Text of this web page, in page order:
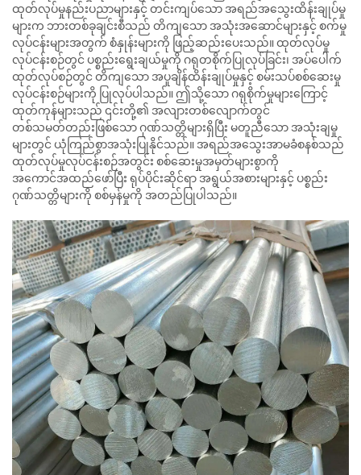
ထုတ်လုပ်မှုနည်းပညာများနှင့် တင်းကျပ်သော အရည်အသွေးထိန်းချုပ်မှု
များက ဘားတစ်ခုချင်းစီသည် တိကျသော အသုံးအဆောင်များနှင့် စက်မှု
လုပ်ငန်းများအတွက် စံနှုန်းများကို ဖြည့်ဆည်းပေးသည်။ ထုတ်လုပ်မှု
လုပ်ငန်းစဉ်တွင် ပစ္စည်းရွေးချယ်မှုကို ဂရုတစိုက်ပြုလုပ်ခြင်း၊ အပ်ပေါက်
ထုတ်လုပ်စဉ်တွင် တိကျသော အပူချိန်ထိန်းချုပ်မှုနှင့် စမ်းသပ်စစ်ဆေးမှု
လုပ်ငန်းစဉ်များကို ပြုလုပ်ပါသည်။ ဤသို့သော ဂရုစိုက်မှုများကြောင့်
ထုတ်ကုန်များသည် ၎င်းတို့၏ အလျားတစ်လျောက်တွင်
တစ်သမတ်တည်းဖြစ်သော ဂုဏ်သတ္တိများရှိပြီး မတူညီသော အသုံးချမှု
များတွင် ယုံကြည်စွာအသုံးပြုနိုင်သည်။ အရည်အသွေးအာမခံစနစ်သည်
ထုတ်လုပ်မှုလုပ်ငန်းစဉ်အတွင်း စစ်ဆေးမှုအမှတ်များစွာကို
အကောင်အထည်ဖော်ပြီး ရုပ်ပိုင်းဆိုင်ရာ အရွယ်အစားများနှင့် ပစ္စည်း
ဂုဏ်သတ္တိများကို စစ်မှန်မှုကို အတည်ပြုပါသည်။